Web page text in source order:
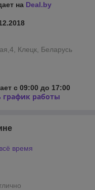
на Deal.by
Клецк, Беларусь
с 09:00 до 17:00
график работы
время